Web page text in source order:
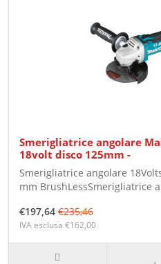
Smerigliatrice angolare
18volt disco 125mm -
Smerigliatrice angolare
mm BrushLessSmerigliatrice
€197,64 €235,46
IVA esclusa €162,00